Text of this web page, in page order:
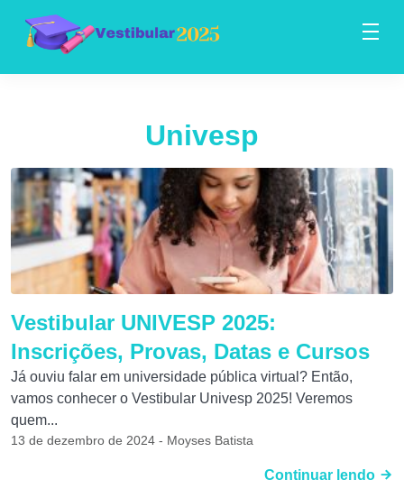
Univesp
Vestibular UNIVESP 2025:
Inscrições, Provas, Datas e Cursos
Já ouviu falar em universidade pública virtual? Então,
vamos conhecer o Vestibular Univesp 2025! Veremos
quem...
13 de dezembro de 2024 - Moyses Batista
Continuar lendo